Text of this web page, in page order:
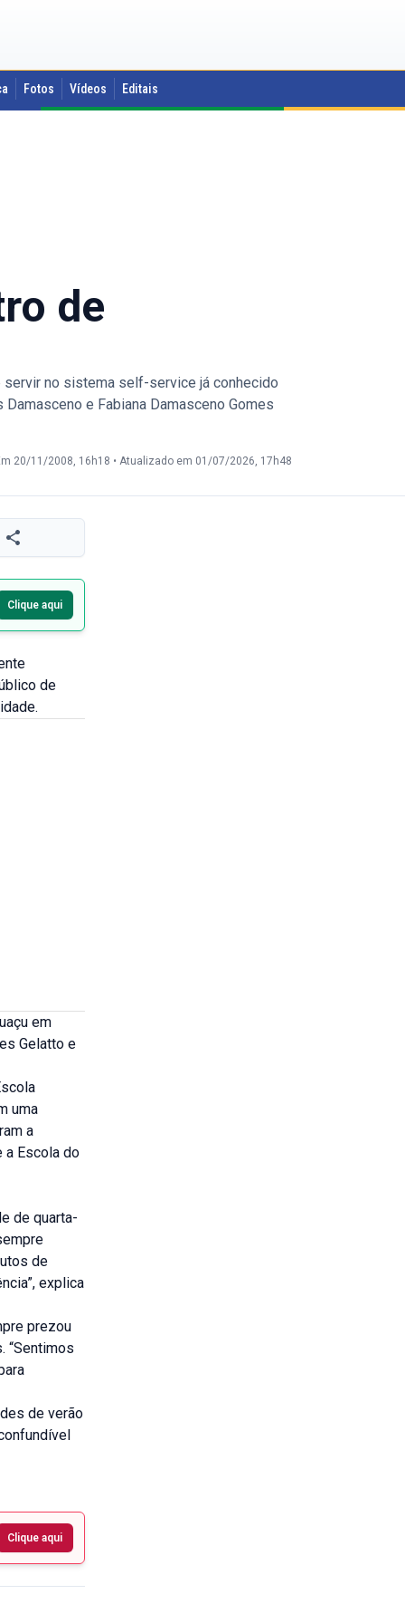
Fotos Vídeos Editais
de
no sistema self-service já conhecido
e Fabiana Damasceno Gomes
20/11/2008, 16h18 • Atualizado em 01/07/2026, 17h48
Clique aqui
de
em
Gelatto e
uma
a
a Escola do
de quarta-
de
explica
prezou
“Sentimos
de verão
Clique aqui